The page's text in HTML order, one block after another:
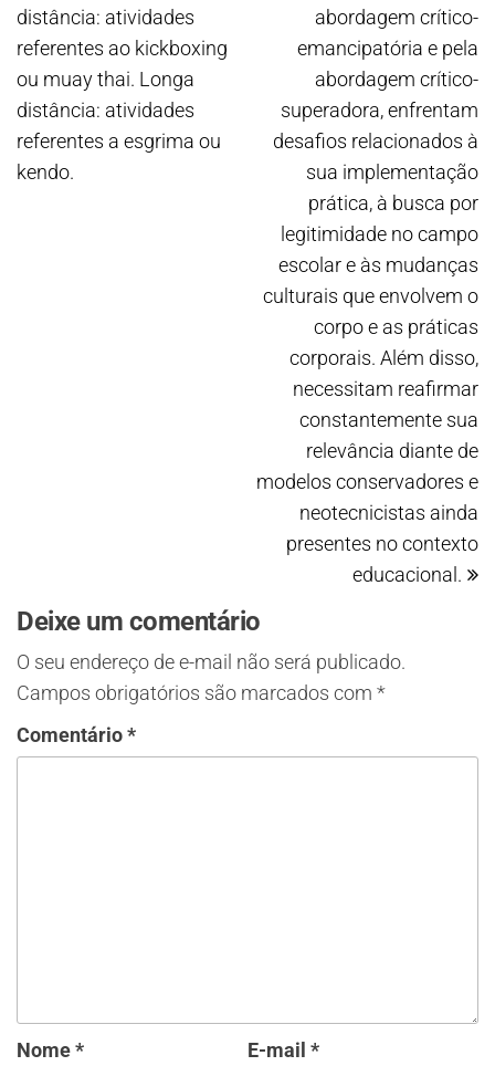
distância: atividades
referentes ao kickboxing
ou muay thai. Longa
distância: atividades
referentes a esgrima ou
kendo.
abordagem crítico-
emancipatória e pela
abordagem crítico-
superadora, enfrentam
desafios relacionados à
sua implementação
prática, à busca por
legitimidade no campo
escolar e às mudanças
culturais que envolvem o
corpo e as práticas
corporais. Além disso,
necessitam reafirmar
constantemente sua
relevância diante de
modelos conservadores e
neotecnicistas ainda
presentes no contexto
educacional.
Deixe um comentário
O seu endereço de e-mail não será publicado.
Campos obrigatórios são marcados com *
Comentário*
Nome* E-mail *